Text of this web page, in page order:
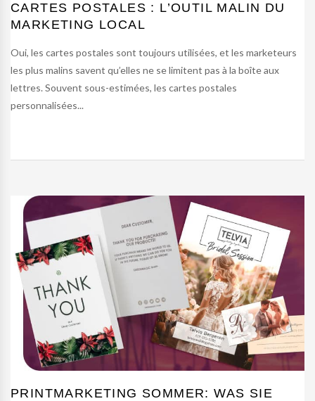
CARTES POSTALES : L’OUTIL MALIN DU
MARKETING LOCAL
Oui, les cartes postales sont toujours utilisées, et les marketeurs
les plus malins savent qu’elles ne se limitent pas à la boîte aux
lettres. Souvent sous-estimées, les cartes postales
personnalisées...
PRINTMARKETING SOMMER: WAS SIE